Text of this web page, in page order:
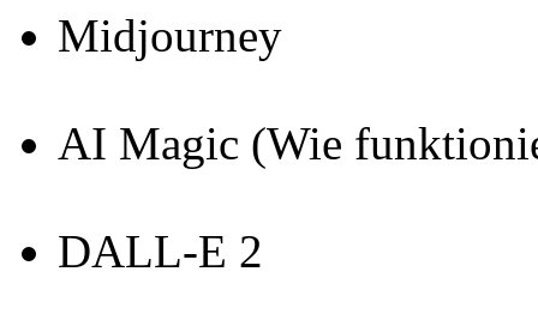
Midjourney
AI Magic (Wie
DALL-E 2